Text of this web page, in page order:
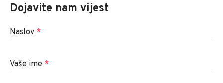
Dojavite nam vijest
Naslov *
Vaše ime *